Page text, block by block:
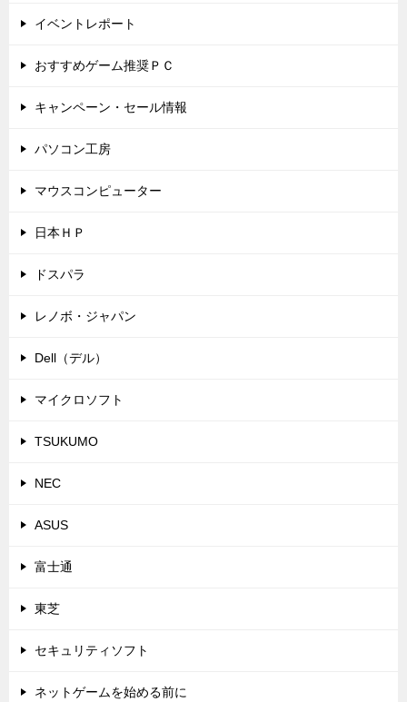
イベントレポート
おすすめゲーム推奨ＰＣ
キャンペーン・セール情報
パソコン工房
マウスコンピューター
日本ＨＰ
ドスパラ
レノボ・ジャパン
Dell（デル）
マイクロソフト
TSUKUMO
NEC
ASUS
富士通
東芝
セキュリティソフト
ネットゲームを始める前に